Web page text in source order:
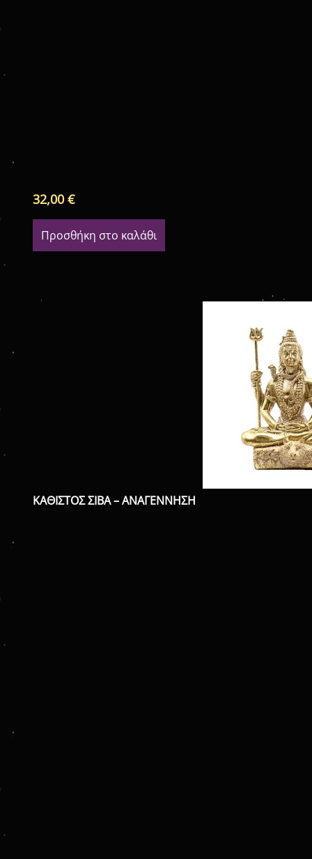
32,00€
Προσθήκη στο καλάθι
ΚΑΘΙΣΤΟΣ ΣΙΒΑ – ΑΝΑΓΕΝΝΗΣΗ